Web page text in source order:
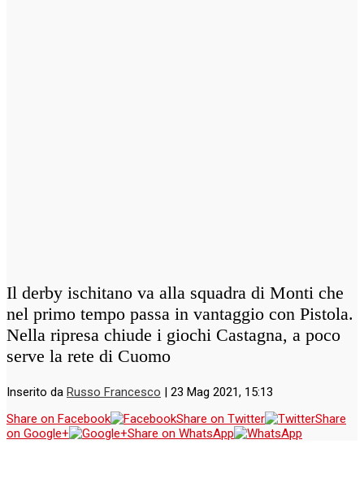
Il derby ischitano va alla squadra di Monti che
nel primo tempo passa in vantaggio con Pistola.
Nella ripresa chiude i giochi Castagna, a poco
serve la rete di Cuomo
Inserito da Russo Francesco | 23 Mag 2021, 15:13
Share on Facebook
Share on Twitter
Share
on Google+
Share on WhatsApp